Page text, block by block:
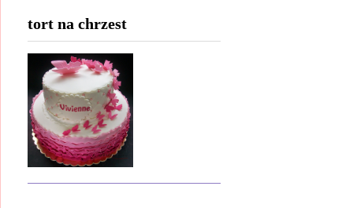
tort na chrzest